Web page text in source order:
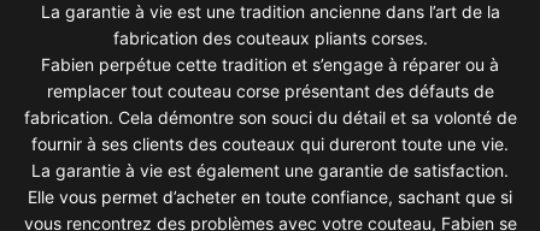
La garantie à vie est une tradition ancienne dans l’art de la
fabrication des couteaux pliants corses.
Fabien perpétue cette tradition et s’engage à réparer ou à
remplacer tout couteau corse présentant des défauts de
fabrication. Cela démontre son souci du détail et sa volonté de
fournir à ses clients des couteaux qui dureront toute une vie.
La garantie à vie est également une garantie de satisfaction.
Elle vous permet d’acheter en toute confiance, sachant que si
vous rencontrez des problèmes avec votre couteau, Fabien se